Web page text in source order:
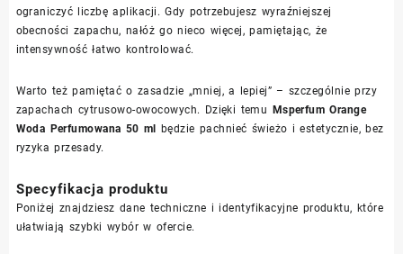
ograniczyć liczbę aplikacji. Gdy potrzebujesz wyraźniejszej
obecności zapachu, nałóż go nieco więcej, pamiętając, że
intensywność łatwo kontrolować.
Warto też pamiętać o zasadzie „mniej, a lepiej” – szczególnie przy
zapachach cytrusowo-owocowych. Dzięki temu Msperfum Orange
Woda Perfumowana 50 ml będzie pachnieć świeżo i estetycznie, bez
ryzyka przesady.
Specyfikacja produktu
Poniżej znajdziesz dane techniczne i identyfikacyjne produktu, które
ułatwiają szybki wybór w ofercie.